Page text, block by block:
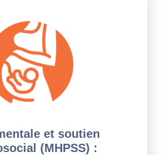
et soutien
(MHPSS) :